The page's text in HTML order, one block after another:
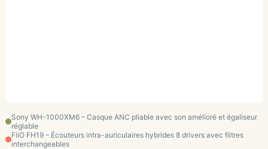
Sony WH-1000XM6 – Casque ANC pliable avec son amélioré et égaliseur
réglable
FiiO FH19 – Écouteurs intra-auriculaires hybrides 8 drivers avec filtres
interchangeables